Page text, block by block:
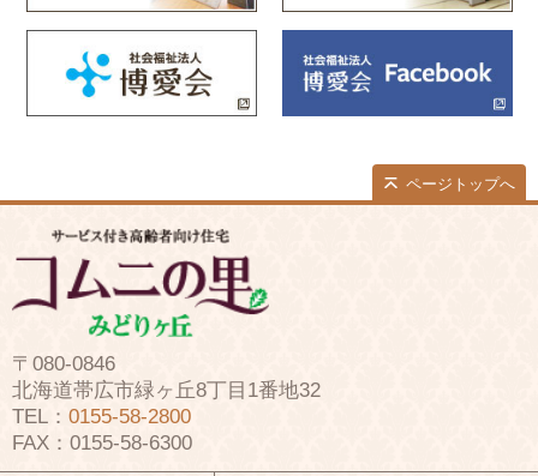
ページトップへ
〒080-0846
北海道帯広市緑ヶ丘8丁目1番地32
TEL： 0155-58-2800
FAX：0155-58-6300